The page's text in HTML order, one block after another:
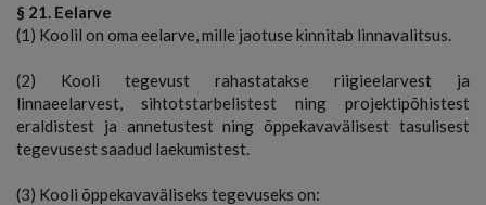
§ 21. Eelarve
(1) Koolil on oma eelarve, mille jaotuse kinnitab linnavalitsus.
(2) Kooli tegevust rahastatakse riigieelarvest ja
linnaeelarvest, sihtotstarbelistest ning projektipõhistest
eraldistest ja annetustest ning õppekavavälisest tasulisest
tegevusest saadud laekumistest.
(3) Kooli õppekavaväliseks tegevuseks on: